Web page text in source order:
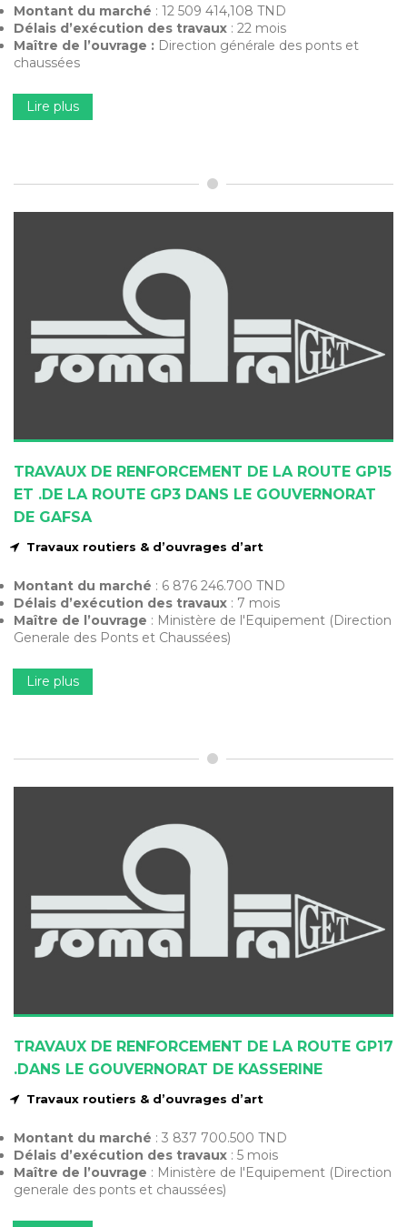
Montant du marché : 12 509 414,108 TND
Délais d’exécution des travaux : 22 mois
Maître de l’ouvrage : Direction générale des ponts et
chaussées
Lire plus
TRAVAUX DE RENFORCEMENT DE LA ROUTE GP15
ET .DE LA ROUTE GP3 DANS LE GOUVERNORAT
DE GAFSA
Travaux routiers & d’ouvrages d’art
Montant du marché : 6 876 246.700 TND
Délais d’exécution des travaux : 7 mois
Maître de l’ouvrage : Ministère de l'Equipement (Direction
Generale des Ponts et Chaussées)
Lire plus
TRAVAUX DE RENFORCEMENT DE LA ROUTE GP17
.DANS LE GOUVERNORAT DE KASSERINE
Travaux routiers & d’ouvrages d’art
Montant du marché : 3 837 700.500 TND
Délais d’exécution des travaux : 5 mois
Maître de l’ouvrage : Ministère de l'Equipement (Direction
generale des ponts et chaussées)